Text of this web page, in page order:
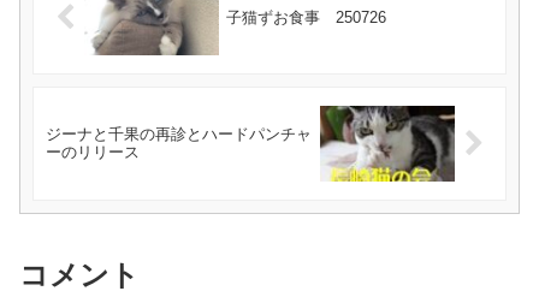
子猫ずお食事 250726
ジーナと千果の再診とハードパンチャ
ーのリリース
コメント